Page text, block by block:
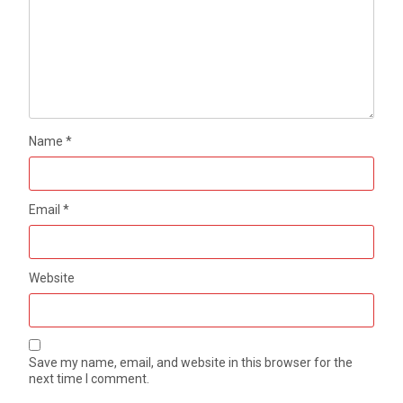
Name*
Email*
Website
Save my name, email, and website in this browser for the
next time I comment.